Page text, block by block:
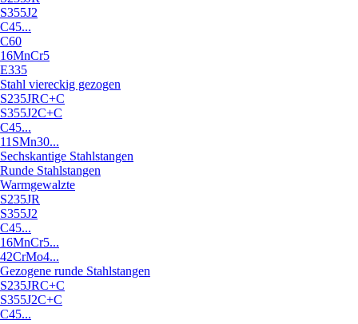
S355J2
C45...
C60
16MnCr5
E335
Stahl viereckig gezogen
S235JRC+C
S355J2C+C
C45...
11SMn30...
Sechskantige Stahlstangen
Runde Stahlstangen
Warmgewalzte
S235JR
S355J2
C45...
16MnCr5...
42CrMo4...
Gezogene runde Stahlstangen
S235JRC+C
S355J2C+C
C45...